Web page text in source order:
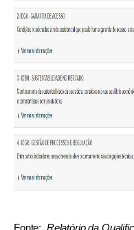
Fonte: Relatório da